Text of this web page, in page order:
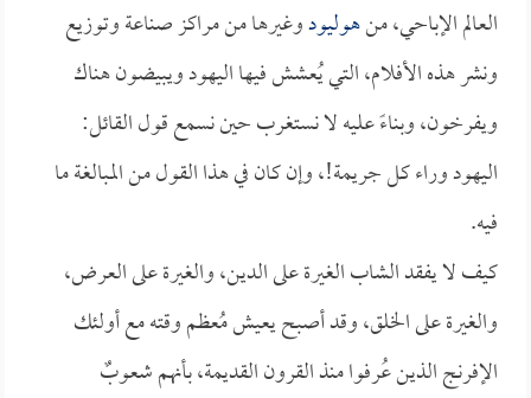
العالم الإباحي، منهوليودوغيرها من مراكز صناعة وتوزيع
ونشر هذه الأفلام، التي يُعشش فيها اليهود ويبيضون هناك
ويفرخون، وبناءً عليه لا نستغرب حين نسمع قول القائل:
اليهود وراء كل جريمة!، وإن كان في هذا القول من المبالغة ما
فيه.
كيف لا يفقد الشاب الغيرة على الدين، والغيرة على العرض،
والغيرة على الخلق، وقد أصبح يعيش مُعظم وقته مع أولئك
الإفرنج الذين عُرفوا منذ القرون القديمة، بأنهم شعوبٌ